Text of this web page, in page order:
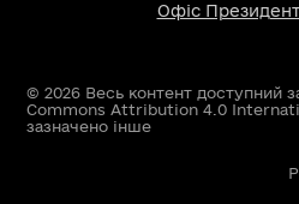
Офіс
© 2026 Весь контент доступний
Commons Attribution 4.0
зазначено інше